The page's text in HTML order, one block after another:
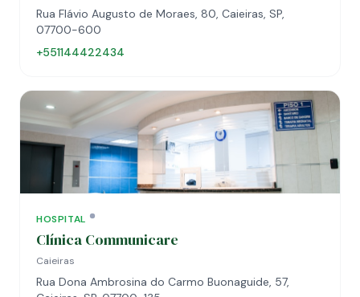
Rua Flávio Augusto de Moraes, 80, Caieiras, SP,
07700-600
+551144422434
HOSPITAL
Clínica Communicare
Caieiras
Rua Dona Ambrosina do Carmo Buonaguide, 57,